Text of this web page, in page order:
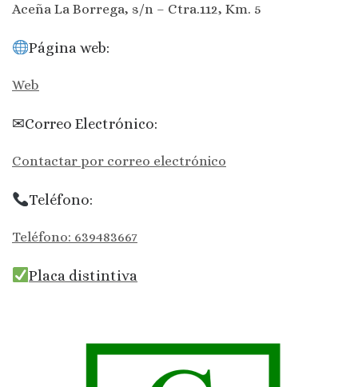
Aceña La Borrega, s/n – Ctra.112, Km. 5
Página web:
Web
✉Correo Electrónico:
Contactar por correo electrónico
Teléfono:
Teléfono: 639483667
Placa distintiva